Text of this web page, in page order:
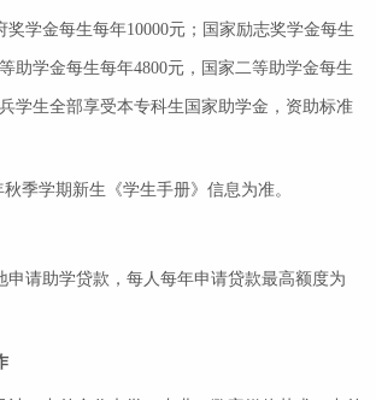
奖学金每生每年10000元；国家励志奖学金每生
助学金每生每年4800元，国家二等助学金每生
学生全部享受本专科生国家助学金，资助标准
季学期新生《学生手册》信息为准。
申请助学贷款，每人每年申请贷款最高额度为